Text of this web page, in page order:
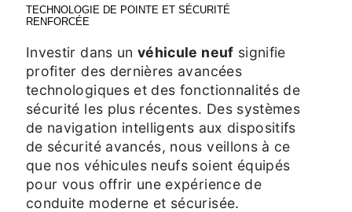
TECHNOLOGIE DE POINTE ET SÉCURITÉ
RENFORCÉE
Investir dans un véhicule neuf signifie
profiter des dernières avancées
technologiques et des fonctionnalités de
sécurité les plus récentes. Des systèmes
de navigation intelligents aux dispositifs
de sécurité avancés, nous veillons à ce
que nos véhicules neufs soient équipés
pour vous offrir une expérience de
conduite moderne et sécurisée.